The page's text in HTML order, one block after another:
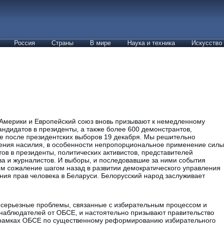
Россия Страны В мире Наука и техника Искусство
и Европейский союз вновь призывают к немедленному
в президенты, а также более 600 демонстрантов,
после президентских выборов 19 декабря. Мы решительно
насилия, в особенности непропорциональное применение силы
в президенты, политических активистов, представителей
и журналистов. И выборы, и последовавшие за ними события
шагом назад в развитии демократического управления
прав человека в Беларуси. Белорусский народ заслуживает
проблемы, связанные с избирательным процессом и
от ОБСЕ, и настоятельно призывают правительство
ОБСЕ по существенному реформированию избирательного